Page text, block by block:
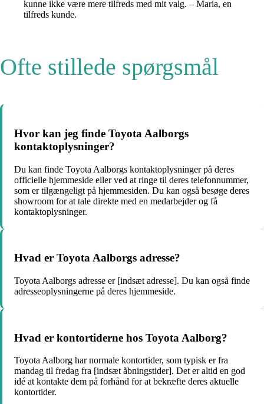
kunne ikke være mere tilfreds med mit valg. – Maria, en
tilfreds kunde.
Ofte stillede spørgsmål
Hvor kan jeg finde Toyota Aalborgs
kontaktoplysninger?
Du kan finde Toyota Aalborgs kontaktoplysninger på deres
officielle hjemmeside eller ved at ringe til deres telefonnummer,
som er tilgængeligt på hjemmesiden. Du kan også besøge deres
showroom for at tale direkte med en medarbejder og få
kontaktoplysninger.
Hvad er Toyota Aalborgs adresse?
Toyota Aalborgs adresse er [indsæt adresse]. Du kan også finde
adresseoplysningerne på deres hjemmeside.
Hvad er kontortiderne hos Toyota Aalborg?
Toyota Aalborg har normale kontortider, som typisk er fra
mandag til fredag ​​fra [indsæt åbningstider]. Det er altid en god
idé at kontakte dem på forhånd for at bekræfte deres aktuelle
kontortider.